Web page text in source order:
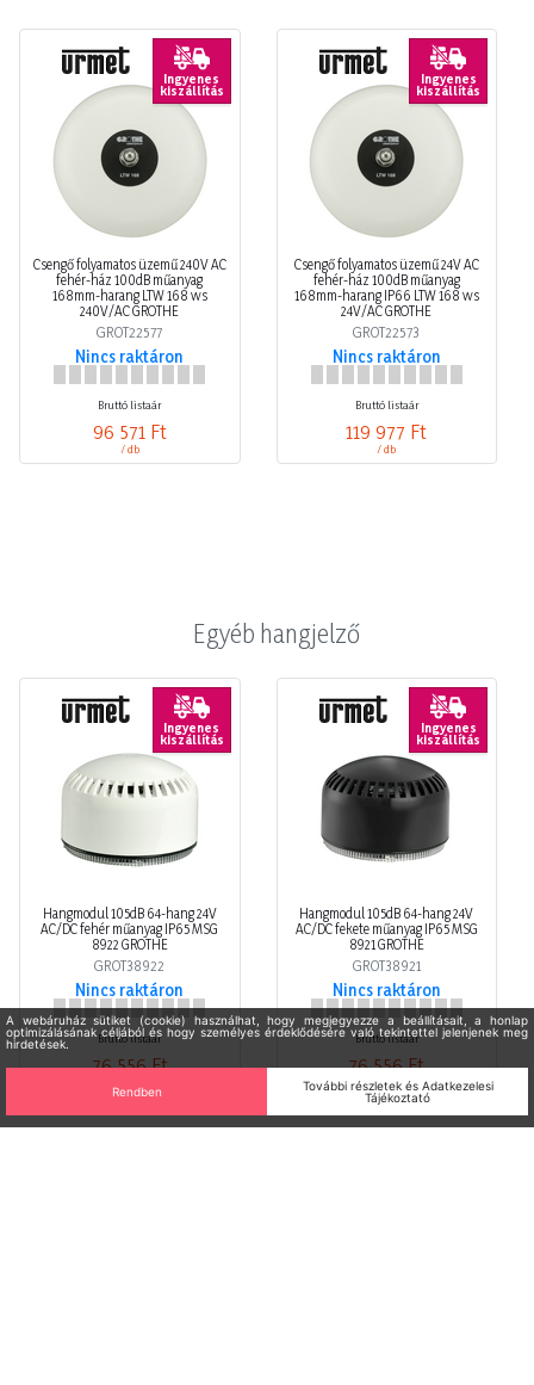
Ingyenes
kiszállítás
Csengő folyamatos üzemű 240V AC
fehér-ház 100dB műanyag
168mm-harang LTW 168 ws
240V/AC GROTHE
GROT22577
Nincs raktáron
Bruttó listaár
96 571 Ft
/ db
Ingyenes
kiszállítás
Csengő folyamatos üzemű 24V AC
fehér-ház 100dB műanyag
168mm-harang IP66 LTW 168 ws
24V/AC GROTHE
GROT22573
Nincs raktáron
Bruttó listaár
119 977 Ft
/ db
Egyéb hangjelző
Ingyenes
kiszállítás
Hangmodul 105dB 64-hang 24V
AC/DC fehér műanyag IP65 MSG
8922 GROTHE
GROT38922
Nincs raktáron
Bruttó listaár
76 556 Ft
Ingyenes
kiszállítás
Hangmodul 105dB 64-hang 24V
AC/DC fekete műanyag IP65 MSG
8921 GROTHE
GROT38921
Nincs raktáron
Bruttó listaár
76 556 Ft
/ db